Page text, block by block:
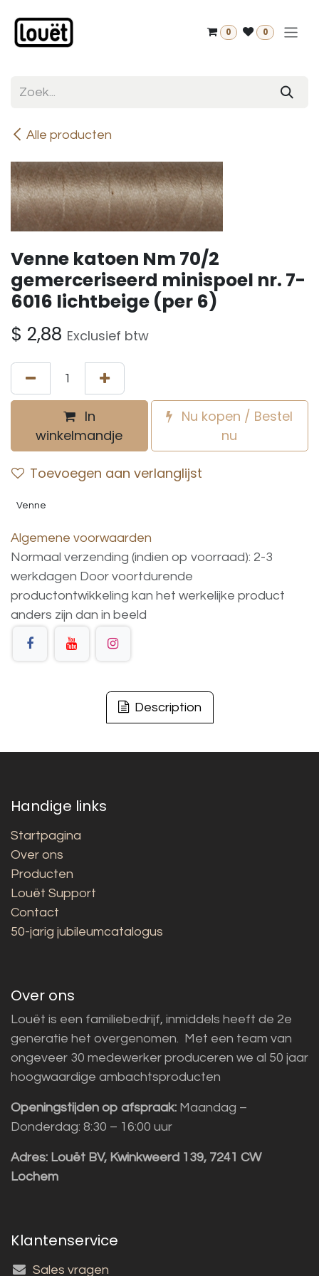
0 0
Alle producten
Venne katoen Nm 70/2
gemerceriseerd minispoel nr. 7-
6016 lichtbeige (per 6)
$ 2,88 Exclusief btw
In
winkelmandje
Nu kopen / Bestel
nu
Toevoegen aan verlanglijst
Venne
Algemene voorwaarden
Normaal verzending (indien op voorraad): 2-3
werkdagen Door voortdurende
productontwikkeling kan het werkelijke product
anders zijn dan in beeld
Description
Handige links
Startpagina
Over ons
Producten
Louët Support
Contact
50-jarig jubileumcatalogus
Over ons
Louët is een familiebedrijf, inmiddels heeft de 2e
generatie het overgenomen. Met een team van
ongeveer 30 medewerker produceren we al 50 jaar
hoogwaardige ambachtsproducten
Openingstijden op afspraak: Maandag –
Donderdag: 8:30 – 16:00 uur
Adres: Louët BV, Kwinkweerd 139, 7241 CW
Lochem
Klantenservice
Sales vragen